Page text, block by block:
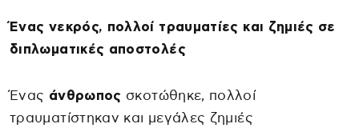
Ένας νεκρός, πολλοί τραυματίες και ζημιές σε
διπλωματικές αποστολές
Ένας άνθρωπος σκοτώθηκε, πολλοί
τραυματίστηκαν και μεγάλες ζημιές